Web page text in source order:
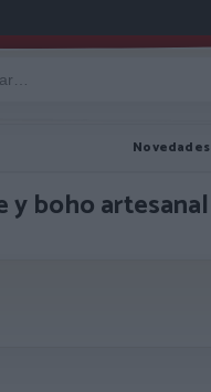
Novedades
y boho artesanal